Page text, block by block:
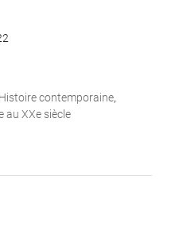
Histoire contemporaine,
au XXe siècle